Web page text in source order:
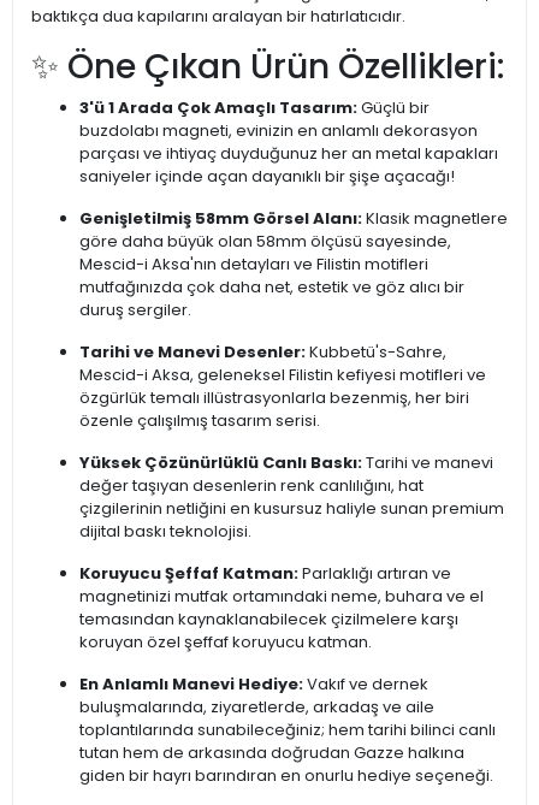
baktıkça dua kapılarını aralayan bir hatırlatıcıdır.
✨ Öne Çıkan Ürün Özellikleri:
3'ü 1 Arada Çok Amaçlı Tasarım:Güçlü bir
buzdolabı magneti, evinizin en anlamlı dekorasyon
parçası ve ihtiyaç duyduğunuz her an metal kapakları
saniyeler içinde açan dayanıklı bir şişe açacağı!
Genişletilmiş 58mm Görsel Alanı:Klasik magnetlere
göre daha büyük olan 58mm ölçüsü sayesinde,
Mescid-i Aksa'nın detayları ve Filistin motifleri
mutfağınızda çok daha net, estetik ve göz alıcı bir
duruş sergiler.
Tarihi ve Manevi Desenler:Kubbetü's-Sahre,
Mescid-i Aksa, geleneksel Filistin kefiyesi motifleri ve
özgürlük temalı illüstrasyonlarla bezenmiş, her biri
özenle çalışılmış tasarım serisi.
Yüksek Çözünürlüklü Canlı Baskı:Tarihi ve manevi
değer taşıyan desenlerin renk canlılığını, hat
çizgilerinin netliğini en kusursuz haliyle sunan premium
dijital baskı teknolojisi.
Koruyucu Şeffaf Katman:Parlaklığı artıran ve
magnetinizi mutfak ortamındaki neme, buhara ve el
temasından kaynaklanabilecek çizilmelere karşı
koruyan özel şeffaf koruyucu katman.
En Anlamlı Manevi Hediye:Vakıf ve dernek
buluşmalarında, ziyaretlerde, arkadaş ve aile
toplantılarında sunabileceğiniz; hem tarihi bilinci canlı
tutan hem de arkasında doğrudan Gazze halkına
giden bir hayrı barındıran en onurlu hediye seçeneği.